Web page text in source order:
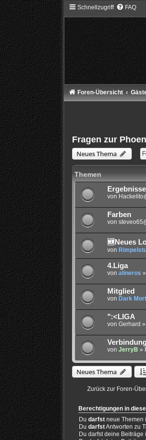
Schnellzugriff FAQ
Foren-Übersicht
Fragen zur
Neues Thema
Themen
von
Farben
von
🆕Neues
von
4.Liga
von alineros »
Mitglied
von Dark
":<LIGA
von Gerhard »
von JerryB »
Neues Thema
Zurück zur Foren-
Berechtigungen in
Du darfstneue Themen
Du darfstAntworten zu
Du darfst deine Beiträge